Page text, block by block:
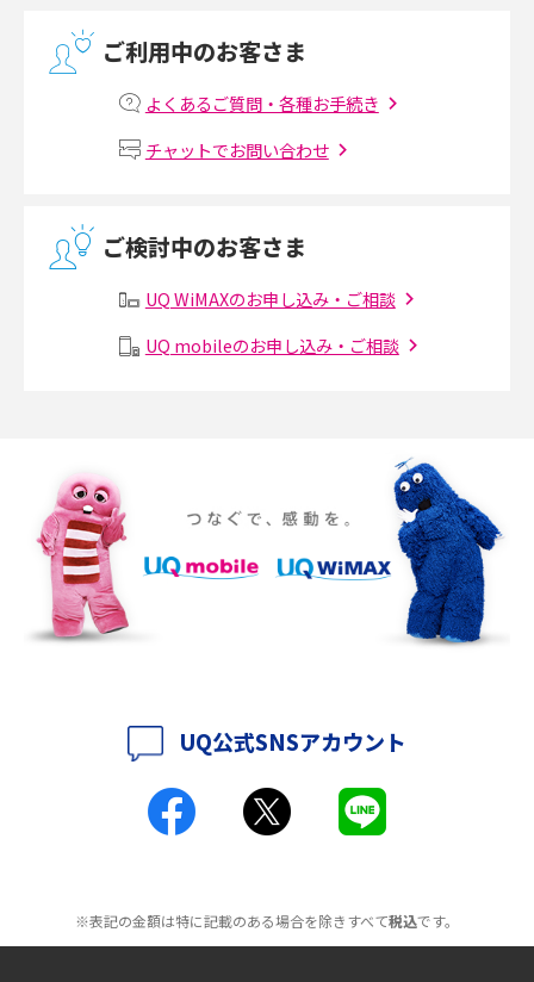
マンションで光回線の利用を始める手順は？設備状況の確認方法も解説
Wi-Fiルーターの設定方法をわかりやすく解説！事前に準備すべきものも紹
無線LANとは？メリット・デメリットや接続方法を解説
メッシュWi-Fiとは？仕組みやメリット・デメリット、中継機との違いを解
ポケット型Wi-Fiをレンタルするメリットとは？選び方や向いている方の特
徴も紹介
持ち運びできるポケット型Wi-Fiのおススメの選び方は？メリット・デメリ
ットも紹介
ポケット型Wi-Fiとは？通信の仕組みやメリット・デメリットを解説
工事不要！置くだけWi-Fiの特徴は？メリット・デメリットや選び方を解説
無制限で利用できるポケット型Wi-Fiは？選び方や通信費を抑える方法も紹
ご利用中のお客さま
よくあるご質問・各種お手続き
チャットでお問い合わせ
ご検討中のお客さま
UQ WiMAXのお申し込み・ご相談
UQ mobileのお申し込み・ご相談
UQ公式SNSアカウント
※表記の金額は特に記載のある場合を除きすべて税込です。